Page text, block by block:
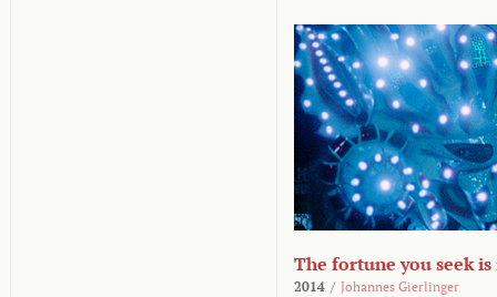
The fortune you seek
2014 / Johannes Gierlinger